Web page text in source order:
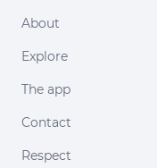
About
Explore
The app
Contact
Respect